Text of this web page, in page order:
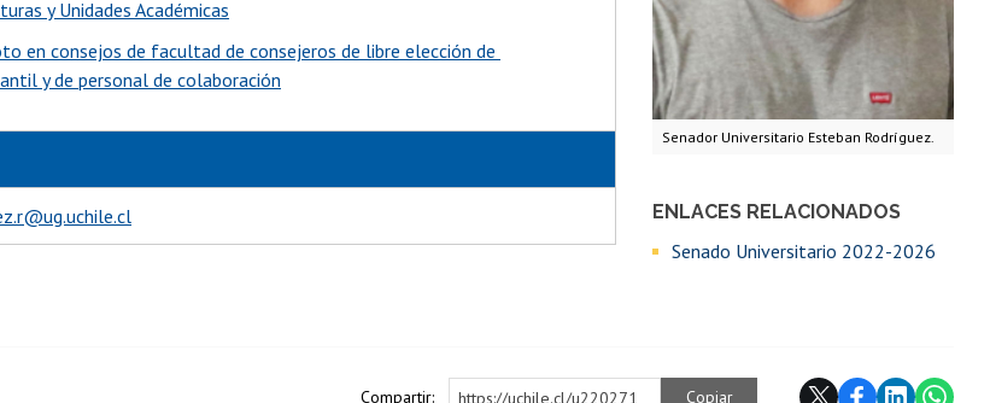
Senador Universitario Esteban Rodríguez.
ENLACES RELACIONADOS
Senado Universitario 2022-2026
y Unidades Académicas
en consejos de facultad de consejeros de libre elección de
y de personal de colaboración
Compartir: https://uchile.cl/u220271 Copiar